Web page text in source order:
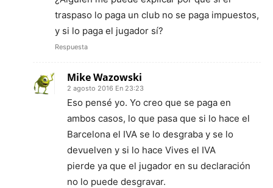
traspaso lo paga un club no se paga impuestos,
y si lo paga el jugador sí?
Respuesta
Mike Wazowski
2 agosto 2016 En 23:23
Eso pensé yo. Yo creo que se paga en
ambos casos, lo que pasa que si lo hace el
Barcelona el IVA se lo desgraba y se lo
devuelven y si lo hace Vives el IVA
pierde ya que el jugador en su declaración
no lo puede desgravar.